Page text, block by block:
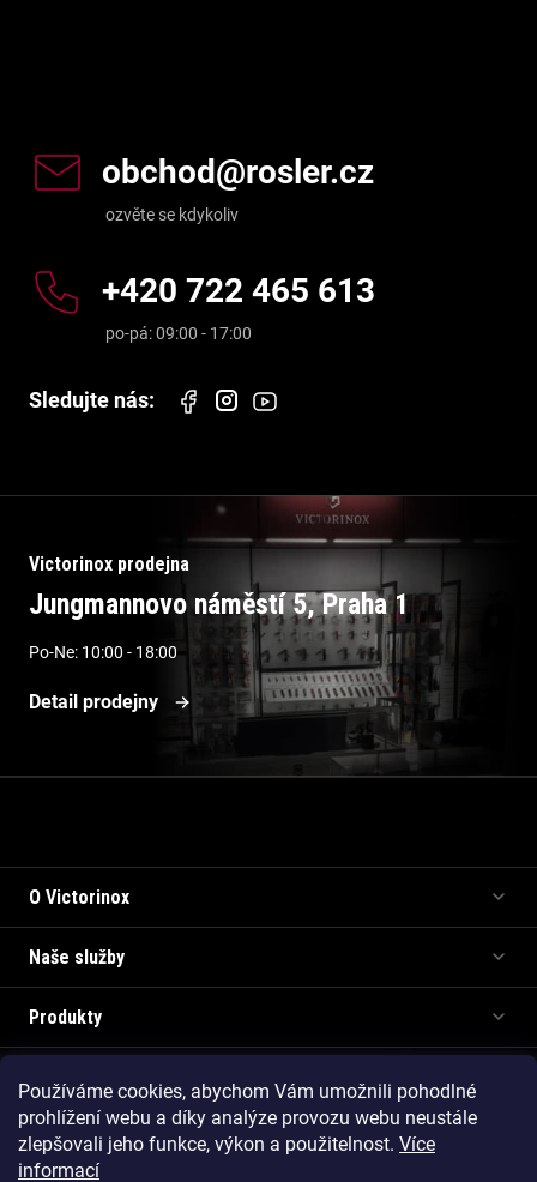
Používáme cookies, abychom Vám umožnili pohodlné
prohlížení webu a díky analýze provozu webu neustále
zlepšovali jeho funkce, výkon a použitelnost. Více
informací
obchod@rosler.cz
+420 722 465 613
Victorinox prodejna
Jungmannovo náměstí 5, Praha 1
Po-Ne: 10:00 - 18:00
Detail prodejny
O Victorinox
Naše služby
Produkty
Vytvořil Shoptet Premium
Copyright 2026 Victorinox.cz . Všechna práva vyhrazena.